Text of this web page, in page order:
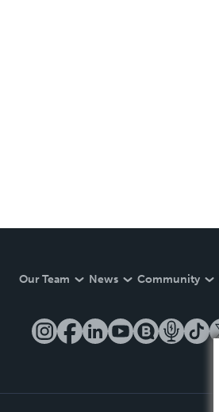
Our Team News Community